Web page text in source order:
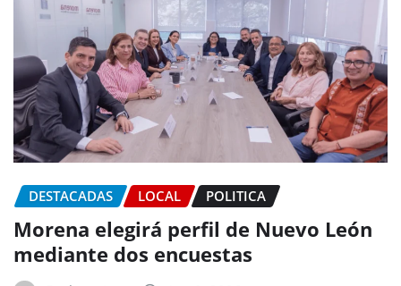
DESTACADAS LOCAL POLITICA
Morena elegirá perfil de Nuevo León
mediante dos encuestas